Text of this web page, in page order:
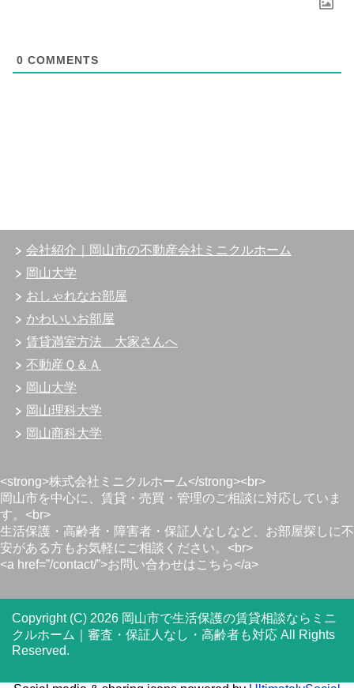
0 COMMENTS
会社紹介｜岡山市の不動産会社ミニクルホーム
岡山大学
おしゃれなお部屋
かわいいお部屋
賃貸満室方法 大家さんへ
不動産Ｑ＆Ａ
岡山大学
岡山理科大学
岡山商科大学
<strong>株式会社ミニクルホーム</strong><br>
岡山市を中心に、賃貸・売買・管理のご相談に対応していま
す。<br>
生活保護・高齢者・障害者・保証人なしなど、お部屋探しに不
安がある方もお気軽にご相談ください。<br>
<a href=”/contact/”>お問い合わせはこちら</a>
Copyright (C) 2026 岡山市で生活保護の賃貸相談ならミニ
クルホーム｜審査・保証人なし・高齢者も対応 All Rights
Reserved.